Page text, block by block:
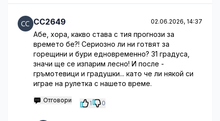
CC2649 02.06.2026, 14:37
Абе, хора, какво става с тия прогнози за
времето бе?! Сериозно ли ни готвят за
горещини и бури едновременно? 31 градуса,
значи ще се изпарим лесно! И после -
гръмотевици и градушки... като че ли някой си
играе на рулетка с нашето време.
Отговори 1 0